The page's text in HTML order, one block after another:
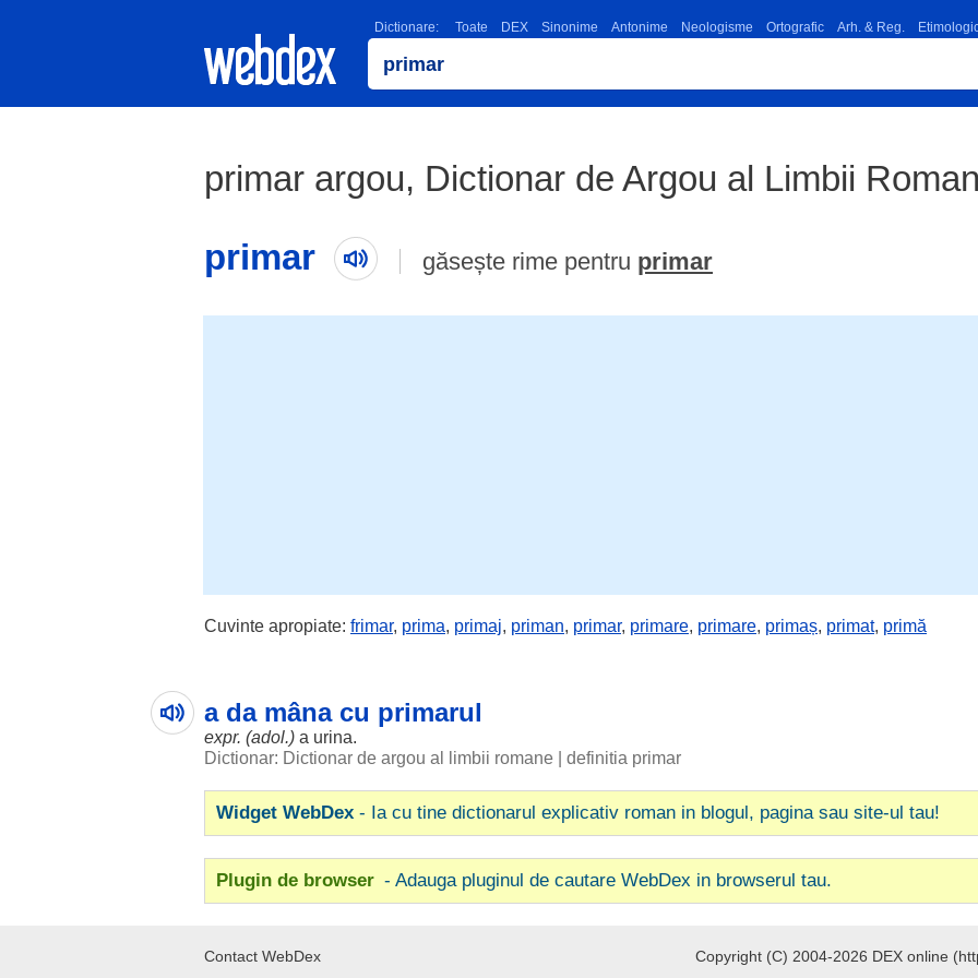
Dictionare: Toate DEX Sinonime Antonime Neologisme Ortografic Arh. & Reg.
primar argou, Dictionar de Argou al Limbii
primar
găsește rime pentru primar
Cuvinte apropiate: frimar, prima, primaj, priman, primar, primare, primare, primaș, primat, primă
a da mâna cu primarul
expr. (adol.) a urina.
Dictionar: Dictionar de argou al limbii romane
definitia primar
Widget WebDex - Ia cu tine dictionarul explicativ roman in blogul, pagina sau site-ul tau!
Plugin de browser - Adauga pluginul de cautare WebDex in browserul tau.
Contact WebDex Copyright (C) 2004-2026 DEX online